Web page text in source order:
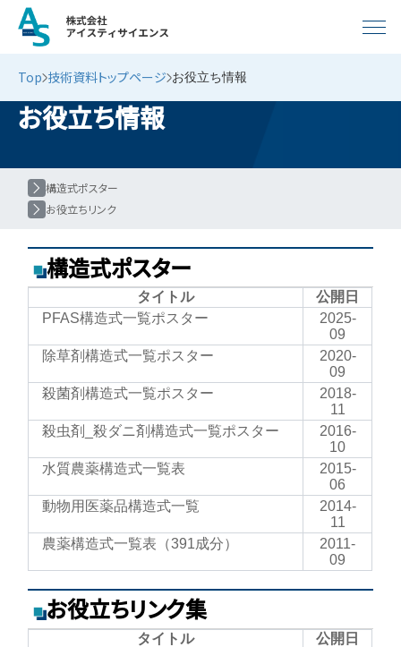
Top 技術資料トップページ お役立ち情報
お役立ち情報
構造式ポスター
お役立ちリンク
構造式ポスター
タイトル
公開日
PFAS構造式一覧ポスター
2025-
09
除草剤構造式一覧ポスター
2020-
09
殺菌剤構造式一覧ポスター
2018-
11
殺虫剤_殺ダニ剤構造式一覧ポスター
2016-
10
水質農薬構造式一覧表
2015-
06
動物用医薬品構造式一覧
2014-
11
農薬構造式一覧表（391成分）
2011-
09
お役立ちリンク集
タイトル
公開日